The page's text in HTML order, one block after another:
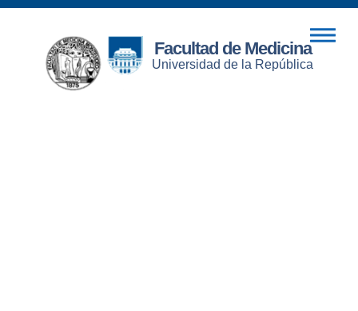
Facultad de Medicina
Universidad de la República